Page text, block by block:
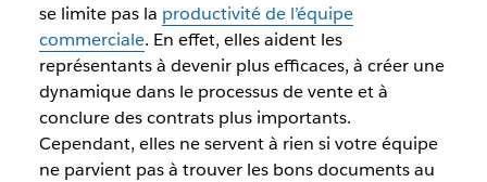
se limite pas la productivité de l’équipe
commerciale. En effet, elles aident les
représentants à devenir plus efficaces, à créer une
dynamique dans le processus de vente et à
conclure des contrats plus importants.
Cependant, elles ne servent à rien si votre équipe
ne parvient pas à trouver les bons documents au